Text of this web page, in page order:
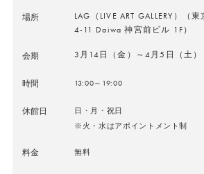
場所
LAG（LIVE ART GALLERY）（
4-11 Daiwa 神宮前ビル 1F）
会期 3月14日（金）～4月5日（土）
時間 13:00～19:00
休館日
日・月・祝日
※火・水はアポイントメント制
料金 無料